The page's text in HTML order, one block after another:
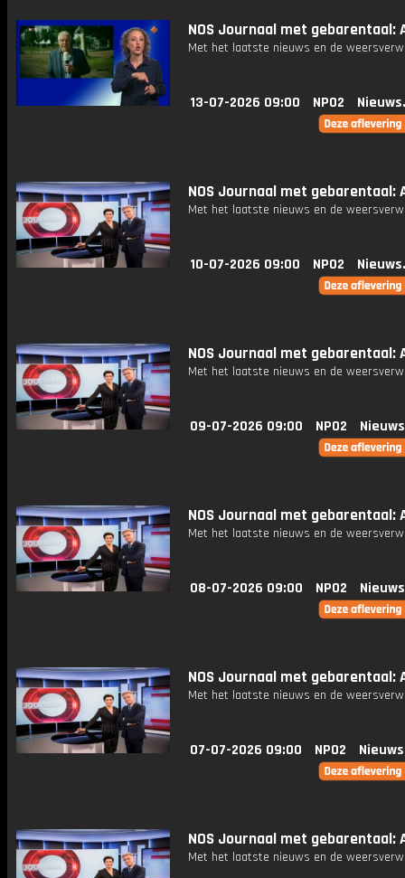
NOS Journaal met gebarentaal:
Met het laatste nieuws en de
13-07-2026 09:00 NPO2
NOS Journaal met gebarentaal:
Met het laatste nieuws en de
10-07-2026 09:00 NPO2
NOS Journaal met gebarentaal:
Met het laatste nieuws en de
09-07-2026 09:00 NPO2
NOS Journaal met gebarentaal:
Met het laatste nieuws en de
08-07-2026 09:00 NPO2
NOS Journaal met gebarentaal:
Met het laatste nieuws en de
07-07-2026 09:00 NPO2
NOS Journaal met gebarentaal:
Met het laatste nieuws en de